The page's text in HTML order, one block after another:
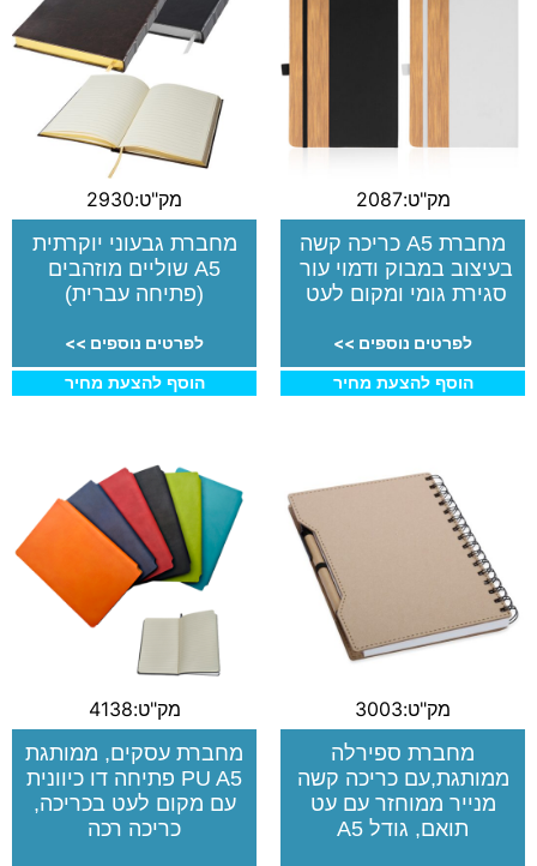
מק"ט:2087
מחברת A5 כריכה קשה
בעיצוב במבוק ודמוי עור
סגירת גומי ומקום לעט
לפרטים נוספים >>
הוסף להצעת מחיר
מק"ט:2930
מחברת גבעוני יוקרתית
A5 שוליים מוזהבים
(פתיחה עברית)
לפרטים נוספים >>
הוסף להצעת מחיר
מק"ט:3003
מחברת ספירלה
ממותגת,עם כריכה קשה
מנייר ממוחזר עם עט
תואם, גודל A5
מק"ט:4138
מחברת עסקים, ממותגת
PU A5 פתיחה דו כיוונית
עם מקום לעט בכריכה,
כריכה רכה